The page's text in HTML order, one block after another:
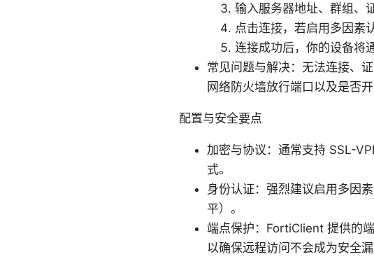
输入服务器地址、群组、
点击连接，若启用多因素
连接成功后，你的设备将
常见问题与解决：无法连接、
网络防火墙放行端口以及是否
配置与安全要点
加密与协议：通常支持 SSL-
式。
身份认证：强烈建议启用多因
平）。
端点保护：FortiClient 提供的
以确保远程访问不会成为安全漏